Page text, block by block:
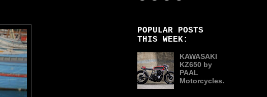
POPULAR POSTS
THIS WEEK:
KAWASAKI
KZ650 by
PAAL
Motorcycles.